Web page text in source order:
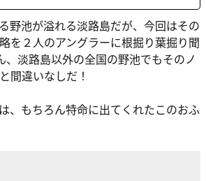
野池が溢れる淡路島だが、今回はその
を２人のアングラーに根掘り葉掘り聞
淡路島以外の全国の野池でもそのノ
間違いなしだ！
、もちろん特命に出てくれたこのおふ